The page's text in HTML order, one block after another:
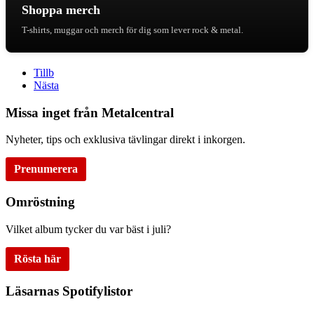
Shoppa merch
T-shirts, muggar och merch för dig som lever rock & metal.
Tillb
Nästa
Missa inget från Metalcentral
Nyheter, tips och exklusiva tävlingar direkt i inkorgen.
Prenumerera
Omröstning
Vilket album tycker du var bäst i juli?
Rösta här
Läsarnas Spotifylistor